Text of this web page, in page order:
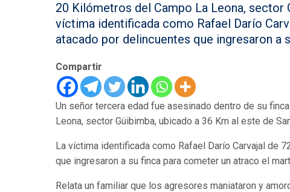
20 Kilómetros del Campo La Leona, sector
víctima identificada como Rafael Darío
atacado por delincuentes que ingresaron a
Compartir
Un señor tercera edad fue asesinado dentro de su
Leona, sector Güibimba, ubicado a 36 Km al este de
La víctima identificada como Rafael Darío Carvajal de
que ingresaron a su finca para cometer un atraco el
Relata un familiar que los agresores maniataron y